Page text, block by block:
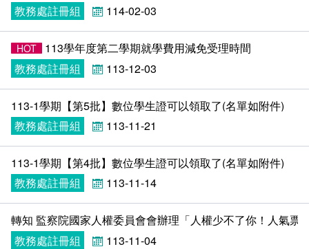
就學費用減免申請
選系申請
學分抵免及減修申請
在學
成績查詢
學生行事曆
數位學生證換發
校訊電子報
畢業
畢業申請
畢業學分配置
專業基礎必修課程
教務處註冊組
114-02-03
HOT
113學年度第二學期就學費用減免受理時間
教務處註冊組
113-12-03
113-1學期【第5批】數位學生證可以領取了(名單如附件)​
教務處註冊組
113-11-21
113-1學期【第4批】數位學生證可以領取了(名單如附件)​
教務處註冊組
113-11-14
轉知 監察院國家人權委員會會辦理「人權少不了你！人氣票
教務處註冊組
113-11-04